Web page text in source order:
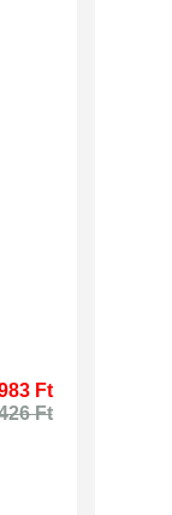
Ft
Ft